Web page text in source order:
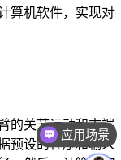
算机软件，实现对
的关节运动和末端
预设的程序和输入
应用场景